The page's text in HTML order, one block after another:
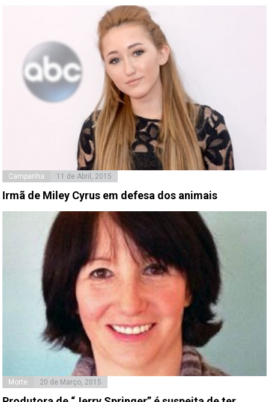
Campanha 11 de Abril, 2015
Irmã de Miley Cyrus em defesa dos animais
Morte 20 de Março, 2015